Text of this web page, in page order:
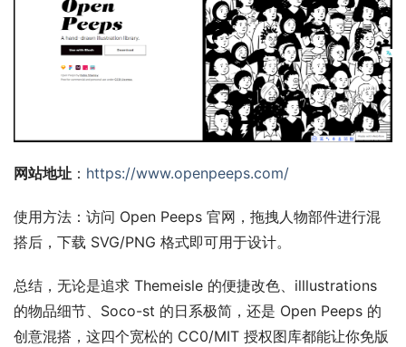
网站地址 ： https://www.openpeeps.com/
使用方法：访问 Open Peeps 官网，拖拽人物部件进行混
搭后，下载 SVG/PNG 格式即可用于设计。
总结，无论是追求 Themeisle 的便捷改色、illlustrations
的物品细节、Soco-st 的日系极简，还是 Open Peeps 的
创意混搭，这四个宽松的 CC0/MIT 授权图库都能让你免版